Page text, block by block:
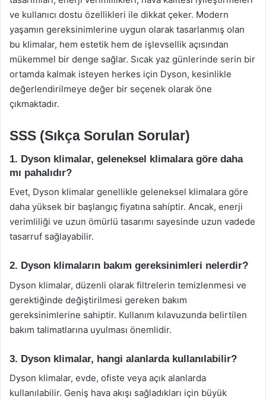
ve kullanıcı dostu özellikleri ile dikkat çeker. Modern
yaşamın gereksinimlerine uygun olarak tasarlanmış olan
bu klimalar, hem estetik hem de işlevsellik açısından
mükemmel bir denge sağlar. Sıcak yaz günlerinde serin bir
ortamda kalmak isteyen herkes için Dyson, kesinlikle
değerlendirilmeye değer bir seçenek olarak öne
çıkmaktadır.
SSS (Sıkça Sorulan Sorular)
1. Dyson klimalar, geleneksel klimalara göre daha
mı pahalıdır?
Evet, Dyson klimalar genellikle geleneksel klimalara göre
daha yüksek bir başlangıç fiyatına sahiptir. Ancak, enerji
verimliliği ve uzun ömürlü tasarımı sayesinde uzun vadede
tasarruf sağlayabilir.
2. Dyson klimaların bakım gereksinimleri nelerdir?
Dyson klimalar, düzenli olarak filtrelerin temizlenmesi ve
gerektiğinde değiştirilmesi gereken bakım
gereksinimlerine sahiptir. Kullanım kılavuzunda belirtilen
bakım talimatlarına uyulması önemlidir.
3. Dyson klimalar, hangi alanlarda kullanılabilir?
Dyson klimalar, evde, ofiste veya açık alanlarda
kullanılabilir. Geniş hava akışı sağladıkları için büyük